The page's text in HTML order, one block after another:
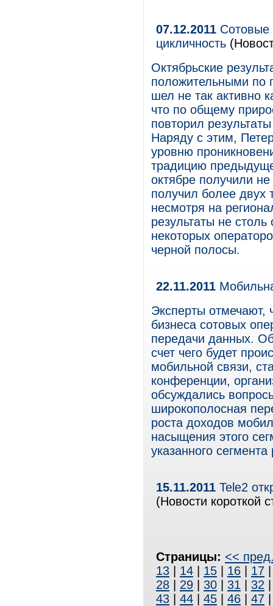
07.12.2011 Сотовые
цикличность
Октябрьские
положительными по
шел не так активно
что по общему
повторил
Наряду с этим,
уровню
традицию
октябре получили
получил более двух
несмотря на
результаты не
некоторых
черной полосы.
22.11.2011
Эксперты отмечают,
бизнеса сотовых
передачи данных.
счет чего будет
мобильной связи,
конференции,
обсуждались
широкополосная
роста доходов
насыщения этого
указанного
15.11.2011 Tele2
(Новости короткой
Страницы: <<
13
14 15 16 17
28
29 30 31 32
43
44 45 46 47